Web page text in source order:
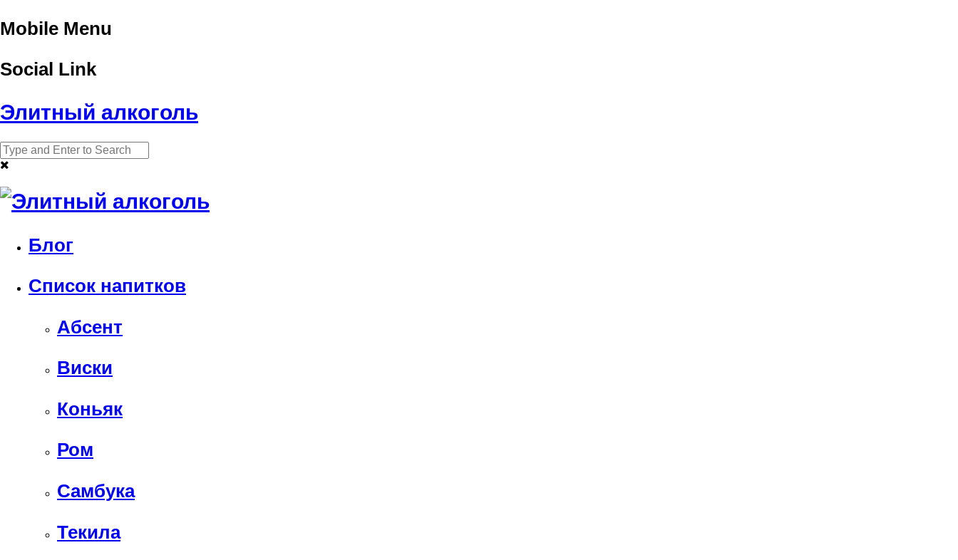
Mobile Menu
Social Link
Элитный алкоголь
Блог
Список напитков
Абсент
Виски
Коньяк
Ром
Самбука
Текила